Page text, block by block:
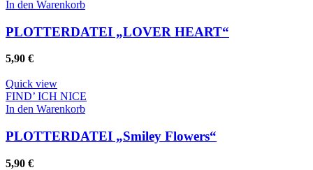
In den Warenkorb
PLOTTERDATEI „LOVER HEART“
5,90 €
Quick view
FIND’ ICH NICE
In den Warenkorb
PLOTTERDATEI „Smiley Flowers“
5,90 €